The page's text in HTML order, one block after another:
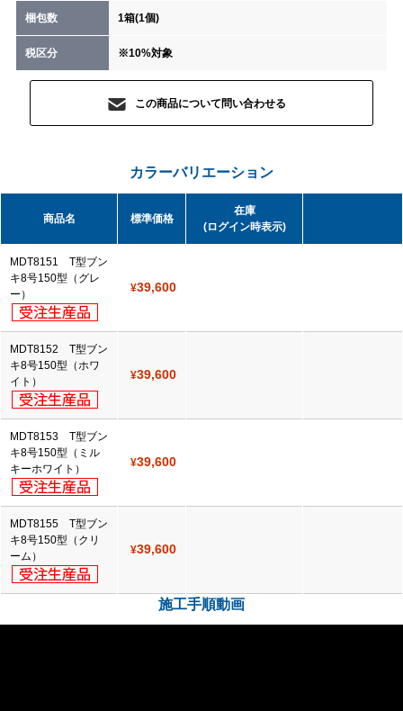
梱包数 1箱(1個)
税区分 ※10%対象
この商品について問い合わせる
カラーバリエーション
商品名 標準価格
在庫
(ログイン時表示)
MDT8151 T型ブン
キ8号150型（グレ
ー）
¥39,600
MDT8152 T型ブン
キ8号150型（ホワ
イト）
¥39,600
MDT8153 T型ブン
キ8号150型（ミル
キーホワイト）
¥39,600
MDT8155 T型ブン
キ8号150型（クリ
ーム）
¥39,600
施工手順動画